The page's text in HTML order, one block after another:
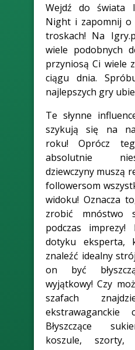
Wejdź do świata
Night i zapomnij o
troskach! Na
wiele podobnych
przyniosą Ci wiele
ciągu dnia.
najlepszych gry
Te słynne
szykują się na
roku! Oprócz
absolutnie
dziewczyny muszą
followersom
widoku! Oznacza
zrobić mnóstwo
podczas
dotyku eksperta,
znaleźć idealny
on być
wyjątkowy! Czy
szafach
ekstrawaganckie
Błyszczące
koszule,